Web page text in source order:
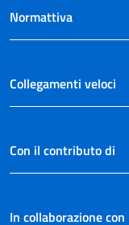
Normattiva
Collegamenti veloci
Con il contributo di
In collaborazione con